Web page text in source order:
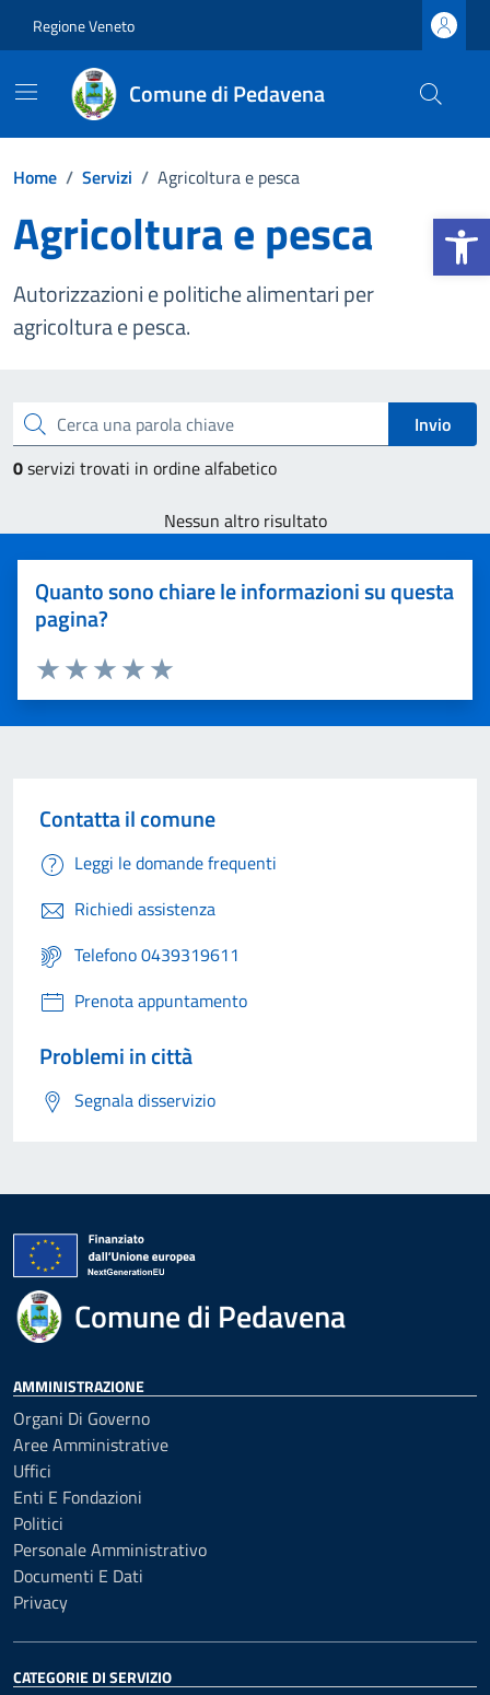
Regione Veneto
Comune di Pedavena
Home / Servizi / Agricoltura e pesca
Agricoltura e pesca
Autorizzazioni e politiche alimentari per
agricoltura e pesca.
Cerca una parola chiave
Invio
0servizi trovati in ordine alfabetico
Nessun altro risultato
Quanto sono chiare le informazioni su questa
pagina?
Valuta 5 stelle su 5
Valuta 4 stelle su 5
Valuta 3 stelle su 5
Valuta 2 stelle su 5
Valuta 1 stelle su 5
Contatta il comune
Leggi le domande frequenti
Richiedi assistenza
Telefono 0439319611
Prenota appuntamento
Problemi in città
Segnala disservizio
Comune di Pedavena
AMMINISTRAZIONE
Organi Di Governo
Aree Amministrative
Uffici
Enti E Fondazioni
Politici
Personale Amministrativo
Documenti E Dati
Privacy
CATEGORIE DI SERVIZIO
Apri la